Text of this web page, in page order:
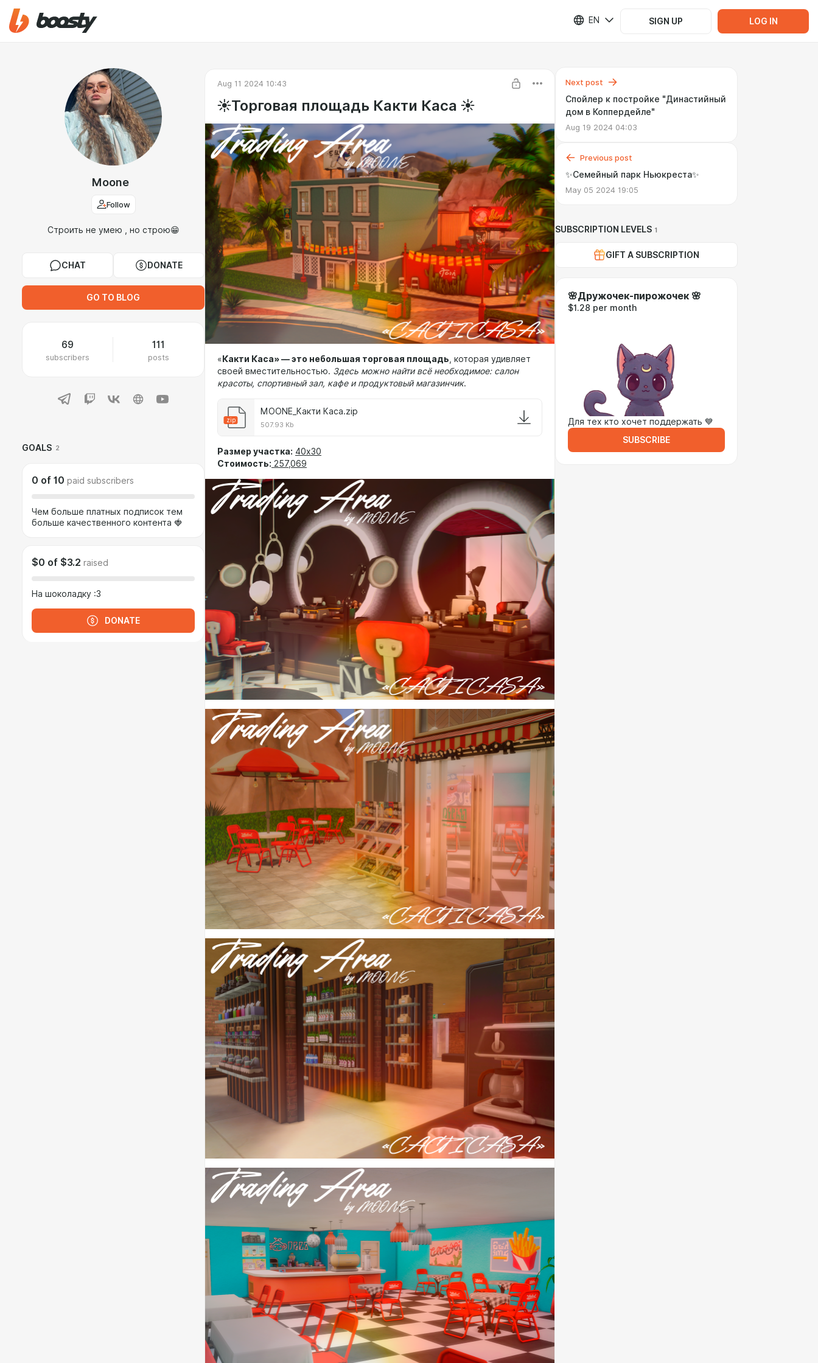
EN SIGN UP LOG IN
Moone
Follow
Строить не умею , но строю😁
CHAT DONATE
GO TO BLOG
69
subscribers
111
posts
GOALS 2
0 of 10 paid subscribers
Чем больше платных подписок тем
больше качественного контента 🍓
$0 of $3.2 raised
На шоколадку :3
DONATE
Aug 11 2024 10:43
☀️Торговая площадь Какти Каса ☀️
« Какти Каса» — это небольшая торговая площадь, которая удивляет
своей вместительностью. Здесь можно найти всё необходимое: салон
красоты, спортивный зал, кафе и продуктовый магазинчик.
zip
MOONE_Какти Каса.zip
507.93 Kb
Размер участка: 40х30
Стоимость: 257,069
Next post
Спойлер к постройке "Династийный
дом в Коппердейле"
Aug 19 2024 04:03
Previous post
✨Семейный парк Ньюкреста✨
May 05 2024 19:05
SUBSCRIPTION LEVELS 1
GIFT A SUBSCRIPTION
🌸Дружочек-пирожочек 🌸
$1.28 per month
Для тех кто хочет поддержать 💙
SUBSCRIBE